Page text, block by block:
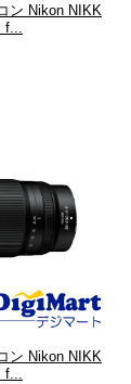
ン Nikon NIKK
ン Nikon NIKK